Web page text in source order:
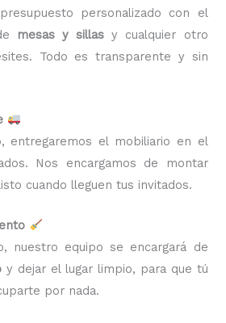
personalizado con el
mesas y sillas y cualquier otro
Todo es transparente y sin
entregaremos el mobiliario en el
Nos encargamos de montar
cuando lleguen tus invitados.
nuestro equipo se encargará de
y dejar el lugar limpio, para que tú
por nada.